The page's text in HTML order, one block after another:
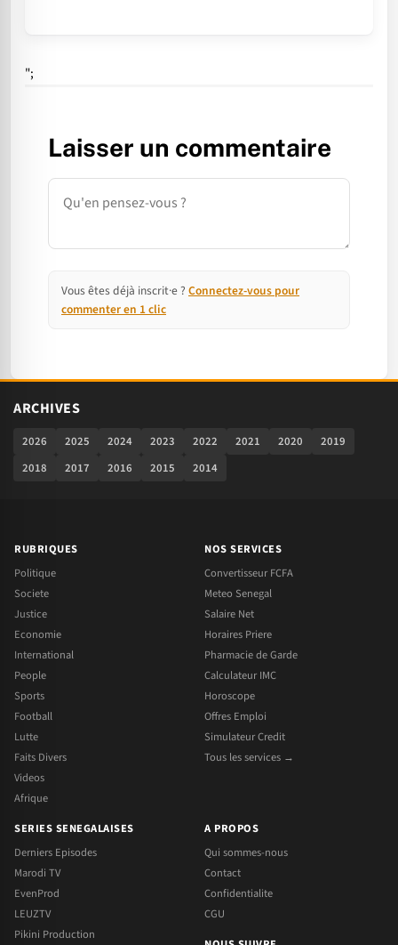
";
Laisser un commentaire
Commentaire
Vous êtes déjà inscrit·e ? Connectez-vous pour
commenter en 1 clic
ARCHIVES
2026 2025 2024 2023 2022 2021 2020
2019
2018
2017 2016 2015 2014
RUBRIQUES
Politique
Societe
Justice
Economie
International
People
Sports
Football
Lutte
Faits Divers
Videos
Afrique
NOS SERVICES
Convertisseur FCFA
Meteo Senegal
Salaire Net
Horaires Priere
Pharmacie de Garde
Calculateur IMC
Horoscope
Offres Emploi
Simulateur Credit
Tous les services →
SERIES SENEGALAISES
Derniers Episodes
Marodi TV
EvenProd
LEUZTV
Pikini Production
A PROPOS
Qui sommes-nous
Contact
Confidentialite
CGU